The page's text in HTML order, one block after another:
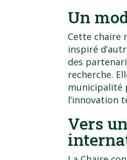
Un
Cette chaire
inspiré
des
recherche.
municipalité
l’innovation
Vers